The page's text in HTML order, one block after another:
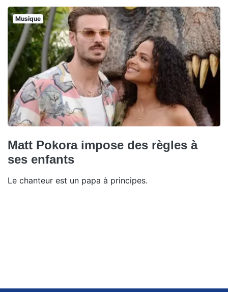
Musique
Matt Pokora impose des règles à
ses enfants
Le chanteur est un papa à principes.